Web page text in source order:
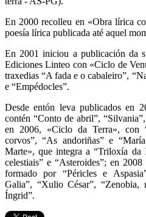
En 2000 recolleu en «Obra lírica
poesía lírica publicada até aquel
En 2001 iniciou a publicación da
Ediciones Linteo con «Ciclo de
traxedias “A fada e o cabaleiro”,
e “Empédocles”.
Desde entón leva publicados en
contén “Conto de abril”,
en 2006, «Ciclo da Terra», con
corvos”, “As andoriñas” e
Marte», que integra a “Triloxía da
celestiais” e “Asteroides”; en
formado por “Péricles e
Galia”, “Xulio César”, “Zenobia,
Íngrid”.